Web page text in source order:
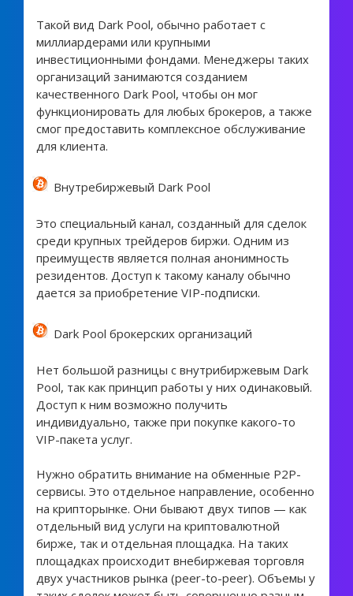
Такой вид Dark Pool, обычно работает с
миллиардерами или крупными
инвестиционными фондами. Менеджеры таких
организаций занимаются созданием
качественного Dark Pool, чтобы он мог
функционировать для любых брокеров, а также
смог предоставить комплексное обслуживание
для клиента.
Внутребиржевый Dark Pool
Это специальный канал, созданный для сделок
среди крупных трейдеров биржи. Одним из
преимуществ является полная анонимность
резидентов. Доступ к такому каналу обычно
дается за приобретение VIP-подписки.
Dark Pool брокерских организаций
Нет большой разницы с внутрибиржевым Dark
Pool, так как принцип работы у них одинаковый.
Доступ к ним возможно получить
индивидуально, также при покупке какого-то
VIP-пакета услуг.
Нужно обратить внимание на обменные P2P-
сервисы. Это отдельное направление, особенно
на крипторынке. Они бывают двух типов — как
отдельный вид услуги на криптовалютной
бирже, так и отдельная площадка. На таких
площадках происходит внебиржевая торговля
двух участников рынка (peer-to-peer). Объемы у